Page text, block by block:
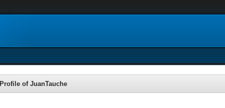
Profile of JuanTauche